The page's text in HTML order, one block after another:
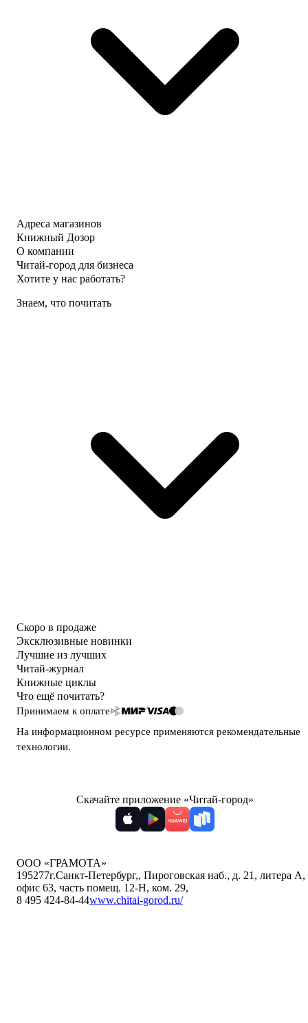
Адреса магазинов
Книжный Дозор
О компании
Читай-город для бизнеса
Хотите у нас работать?
Знаем, что почитать
Скоро в продаже
Эксклюзивные новинки
Лучшие из лучших
Читай-журнал
Книжные циклы
Что ещё почитать?
Принимаем к оплате
На информационном ресурсе применяются рекомендательные
технологии.
Скачайте приложение «Читай-город»
ООО «ГРАМОТА»
195277г.Санкт-Петербург,, Пироговская наб., д. 21, литера А,
офис 63, часть помещ. 12-Н, ком. 29,
8 495 424-84-44www.chitai-gorod.ru/